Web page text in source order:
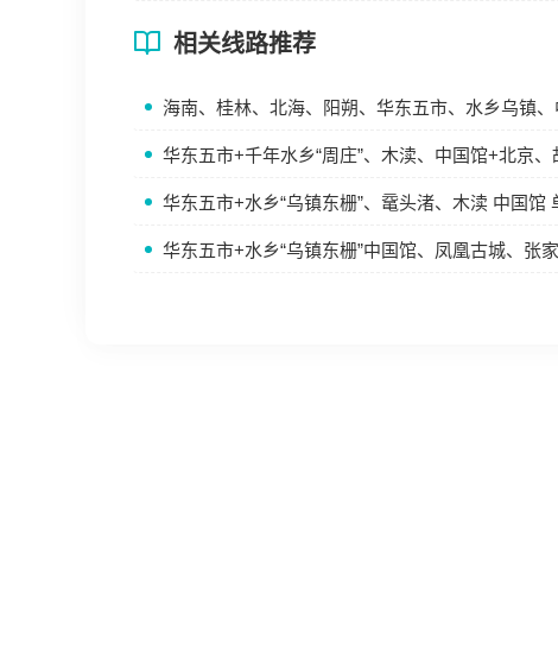
相关线路推荐
海南、桂林、北海、阳朔、华东五市、水乡乌镇
华东五市+千年水乡“周庄”、木渎、中国馆+北京
华东五市+水乡“乌镇东栅”、鼋头渚、木渎 中国馆
华东五市+水乡“乌镇东栅”中国馆、凤凰古城、张